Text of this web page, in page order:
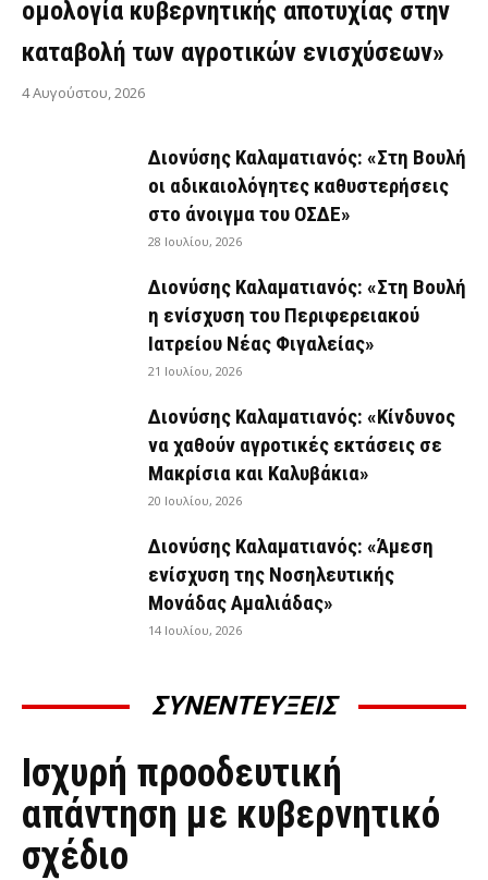
ομολογία κυβερνητικής αποτυχίας στην
καταβολή των αγροτικών ενισχύσεων»
4 Αυγούστου, 2026
Διονύσης Καλαματιανός: «Στη Βουλή
οι αδικαιολόγητες καθυστερήσεις
στο άνοιγμα του ΟΣΔΕ»
28 Ιουλίου, 2026
Διονύσης Καλαματιανός: «Στη Βουλή
η ενίσχυση του Περιφερειακού
Ιατρείου Νέας Φιγαλείας»
21 Ιουλίου, 2026
Διονύσης Καλαματιανός: «Κίνδυνος
να χαθούν αγροτικές εκτάσεις σε
Μακρίσια και Καλυβάκια»
20 Ιουλίου, 2026
Διονύσης Καλαματιανός: «Άμεση
ενίσχυση της Νοσηλευτικής
Μονάδας Αμαλιάδας»
14 Ιουλίου, 2026
ΣΥΝΕΝΤΕΥΞΕΙΣ
ΣΥΝΕΝΤΕΎΞΕΙΣ
Ισχυρή προοδευτική
απάντηση με κυβερνητικό
σχέδιο